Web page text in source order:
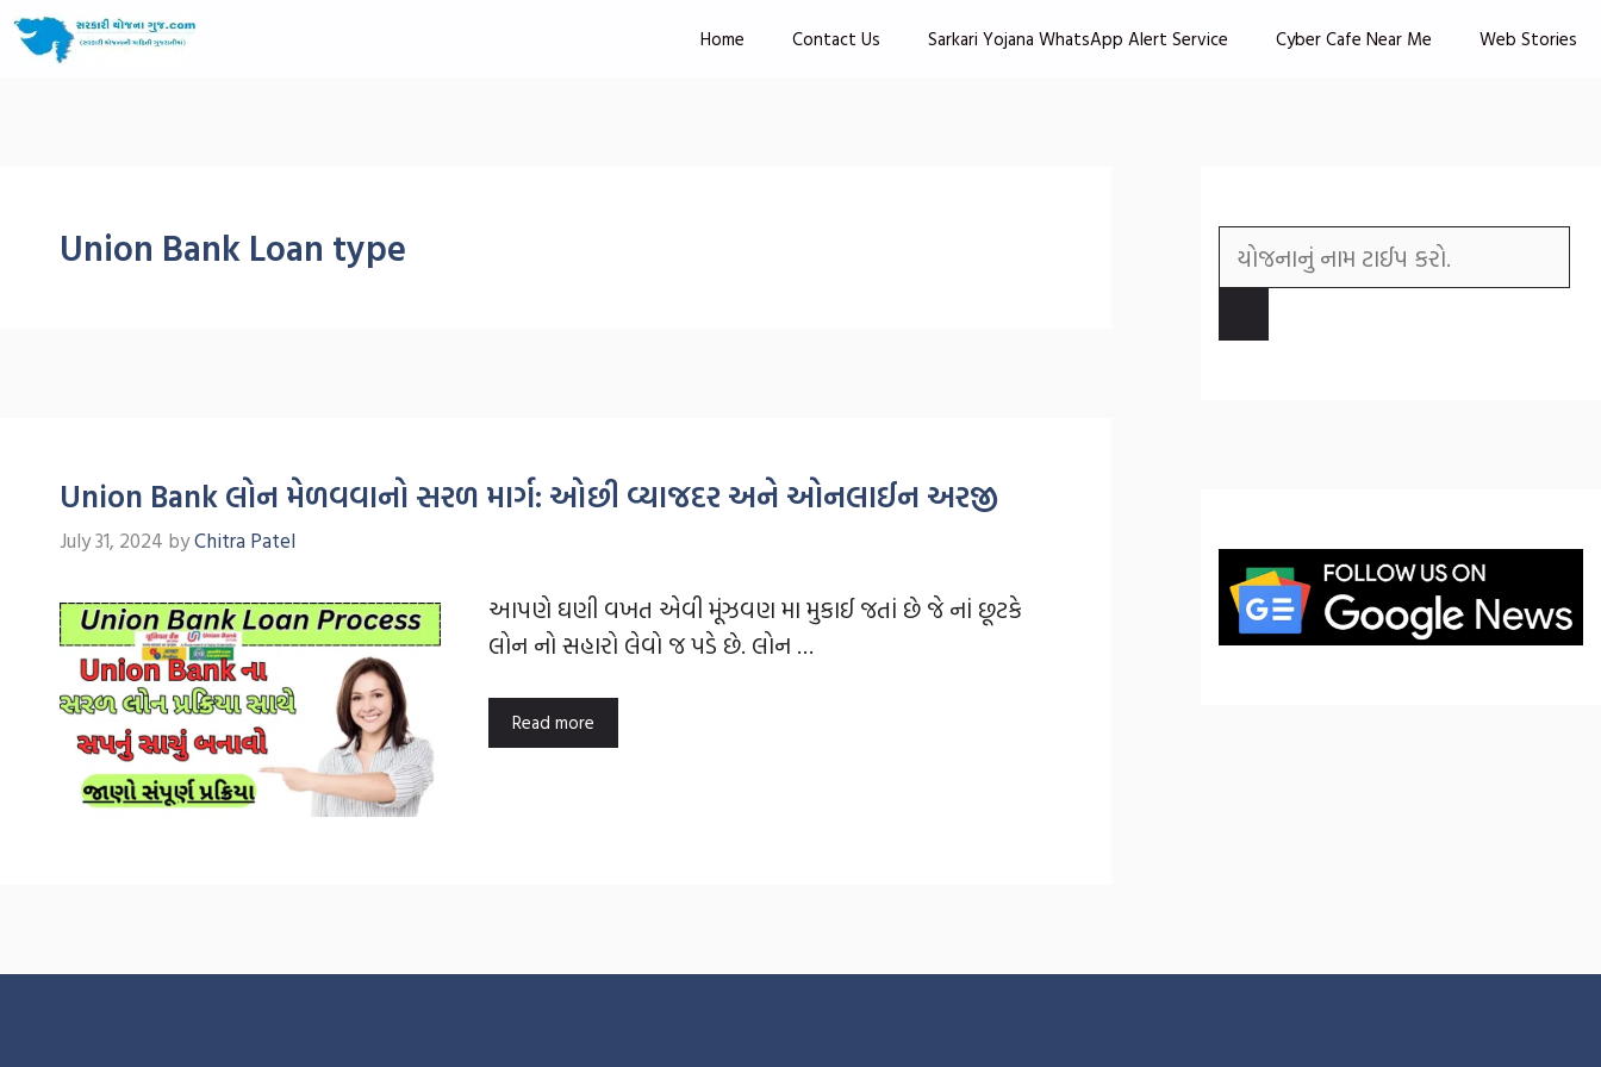
Home Contact Us Sarkari Yojana WhatsApp Alert Service Cyber Cafe Near Me Web Stories
Union Bank Loan type
Union Bank લોન મેળવવાનો સરળ માર્ગ: ઓછી વ્યાજદર અને ઓનલાઈન અરજી
July 31, 2024 byChitra Patel
આપણે ઘણી વખત એવી મૂંઝવણ મા મુકાઈ જતાં છે જે નાં છૂટકે
લોન નો સહારો લેવો જ પડે છે. લોન …
Read more